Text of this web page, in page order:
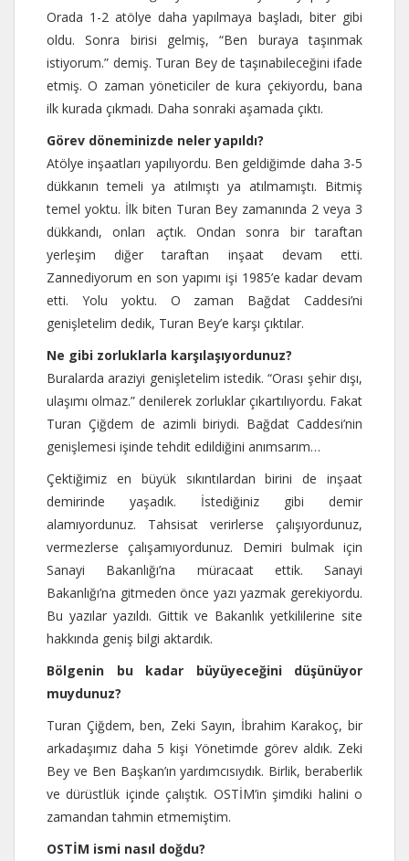
Orada 1-2 atölye daha yapılmaya başladı, biter gibi
oldu. Sonra birisi gelmiş, “Ben buraya taşınmak
istiyorum.” demiş. Turan Bey de taşınabileceğini ifade
etmiş. O zaman yöneticiler de kura çekiyordu, bana
ilk kurada çıkmadı. Daha sonraki aşamada çıktı.
Görev döneminizde neler yapıldı?
Atölye inşaatları yapılıyordu. Ben geldiğimde daha 3-5
dükkanın temeli ya atılmıştı ya atılmamıştı. Bitmiş
temel yoktu. İlk biten Turan Bey zamanında 2 veya 3
dükkandı, onları açtık. Ondan sonra bir taraftan
yerleşim diğer taraftan inşaat devam etti.
Zannediyorum en son yapımı işi 1985’e kadar devam
etti. Yolu yoktu. O zaman Bağdat Caddesi’ni
genişletelim dedik, Turan Bey’e karşı çıktılar.
Ne gibi zorluklarla karşılaşıyordunuz?
Buralarda araziyi genişletelim istedik. “Orası şehir dışı,
ulaşımı olmaz.” denilerek zorluklar çıkartılıyordu. Fakat
Turan Çiğdem de azimli biriydi. Bağdat Caddesi’nin
genişlemesi işinde tehdit edildiğini anımsarım…
Çektiğimiz en büyük sıkıntılardan birini de inşaat
demirinde yaşadık. İstediğiniz gibi demir
alamıyordunuz. Tahsisat verirlerse çalışıyordunuz,
vermezlerse çalışamıyordunuz. Demiri bulmak için
Sanayi Bakanlığı’na müracaat ettik. Sanayi
Bakanlığı’na gitmeden önce yazı yazmak gerekiyordu.
Bu yazılar yazıldı. Gittik ve Bakanlık yetkililerine site
hakkında geniş bilgi aktardık.
Bölgenin bu kadar büyüyeceğini düşünüyor
muydunuz?
Turan Çiğdem, ben, Zeki Sayın, İbrahim Karakoç, bir
arkadaşımız daha 5 kişi Yönetimde görev aldık. Zeki
Bey ve Ben Başkan’ın yardımcısıydık. Birlik, beraberlik
ve dürüstlük içinde çalıştık. OSTİM’in şimdiki halini o
zamandan tahmin etmemiştim.
OSTİM ismi nasıl doğdu?